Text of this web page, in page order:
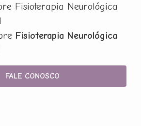
Fisioterapia Neurológica
Fisioterapia Neurológica
FALE CONOSCO